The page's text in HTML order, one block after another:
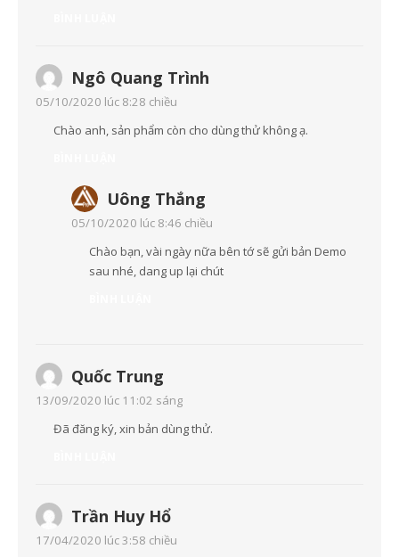
Ngô Quang Trình
05/10/2020 lúc 8:28 chiều
Chào anh, sản phẩm còn cho dùng thử không ạ.
Uông Thắng
05/10/2020 lúc 8:46 chiều
Chào bạn, vài ngày nữa bên tớ sẽ gửi bản Demo
sau nhé, dang up lại chút
Quốc Trung
13/09/2020 lúc 11:02 sáng
Đã đăng ký, xin bản dùng thử.
Trần Huy Hổ
17/04/2020 lúc 3:58 chiều